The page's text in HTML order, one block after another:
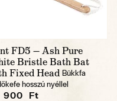
FD5 — Ash Pure
Bristle Bath Bat
Fixed Head Bükkfa
hosszú nyéllel
900 Ft